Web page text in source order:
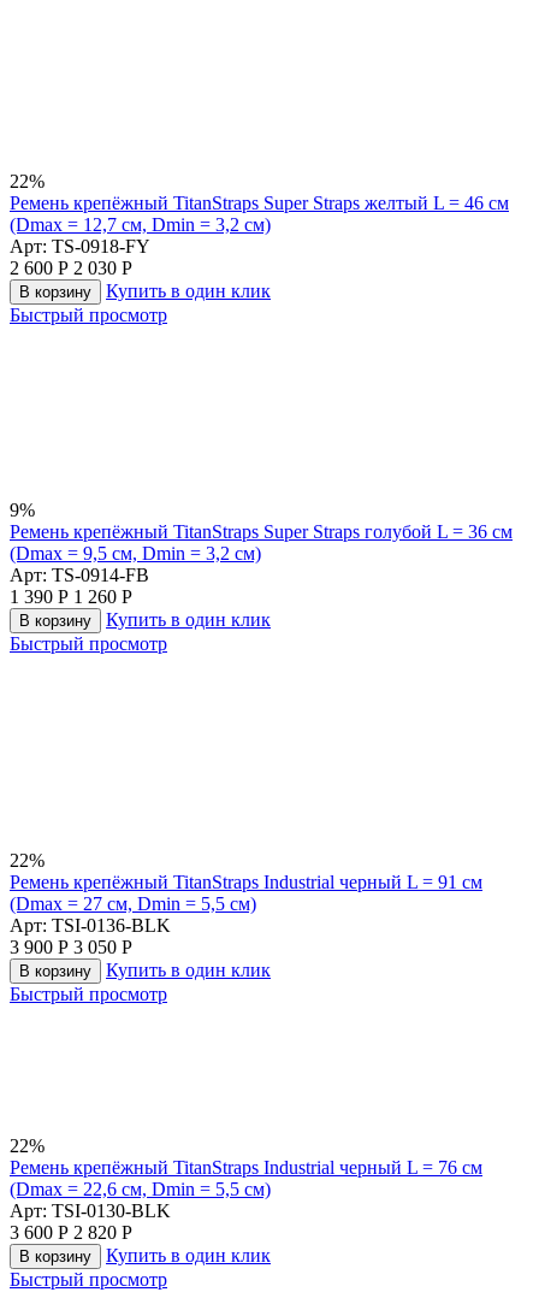
22%
Ремень крепёжный TitanStraps Super Straps желтый L = 46 см
(Dmax = 12,7 см, Dmin = 3,2 см)
Арт: TS-0918-FY
2 600 Р 2 030 Р
В корзину
Купить в один клик
Быстрый просмотр
9%
Ремень крепёжный TitanStraps Super Straps голубой L = 36 см
(Dmax = 9,5 см, Dmin = 3,2 см)
Арт: TS-0914-FB
1 390 Р 1 260 Р
В корзину
Купить в один клик
Быстрый просмотр
22%
Ремень крепёжный TitanStraps Industrial черный L = 91 см
(Dmax = 27 см, Dmin = 5,5 см)
Арт: TSI-0136-BLK
3 900 Р 3 050 Р
В корзину
Купить в один клик
Быстрый просмотр
22%
Ремень крепёжный TitanStraps Industrial черный L = 76 см
(Dmax = 22,6 см, Dmin = 5,5 см)
Арт: TSI-0130-BLK
3 600 Р 2 820 Р
В корзину
Купить в один клик
Быстрый просмотр